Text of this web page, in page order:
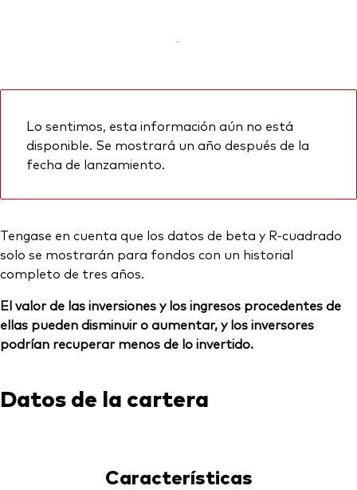
-
Lo sentimos, esta información aún no está
disponible. Se mostrará un año después de la
fecha de lanzamiento.
Tengase en cuenta que los datos de beta y R-cuadrado
solo se mostrarán para fondos con un historial
completo de tres años.
El valor de las inversiones y los ingresos procedentes de
ellas pueden disminuir o aumentar, y los inversores
podrían recuperar menos de lo invertido.
Datos de la cartera
Características